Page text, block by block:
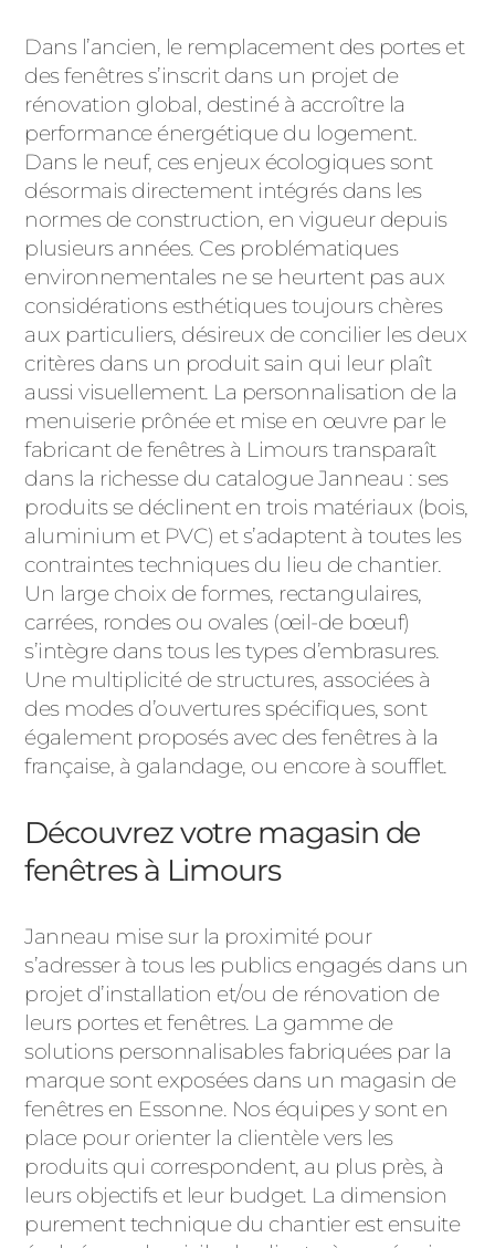
Dans l’ancien, le remplacement des portes et
des fenêtres s’inscrit dans un projet de
rénovation global, destiné à accroître la
performance énergétique du logement.
Dans le neuf, ces enjeux écologiques sont
désormais directement intégrés dans les
normes de construction, en vigueur depuis
plusieurs années. Ces problématiques
environnementales ne se heurtent pas aux
considérations esthétiques toujours chères
aux particuliers, désireux de concilier les deux
critères dans un produit sain qui leur plaît
aussi visuellement. La personnalisation de la
menuiserie prônée et mise en œuvre par le
fabricant de fenêtres à Limours transparaît
dans la richesse du catalogue Janneau : ses
produits se déclinent en trois matériaux (bois,
aluminium et PVC) et s’adaptent à toutes les
contraintes techniques du lieu de chantier.
Un large choix de formes, rectangulaires,
carrées, rondes ou ovales (œil-de bœuf)
s’intègre dans tous les types d’embrasures.
Une multiplicité de structures, associées à
des modes d’ouvertures spécifiques, sont
également proposés avec des fenêtres à la
française, à galandage, ou encore à soufflet.
Découvrez votre magasin de
fenêtres à Limours
Janneau mise sur la proximité pour
s’adresser à tous les publics engagés dans un
projet d’installation et/ou de rénovation de
leurs portes et fenêtres. La gamme de
solutions personnalisables fabriquées par la
marque sont exposées dans un magasin de
fenêtres en Essonne. Nos équipes y sont en
place pour orienter la clientèle vers les
produits qui correspondent, au plus près, à
leurs objectifs et leur budget. La dimension
purement technique du chantier est ensuite